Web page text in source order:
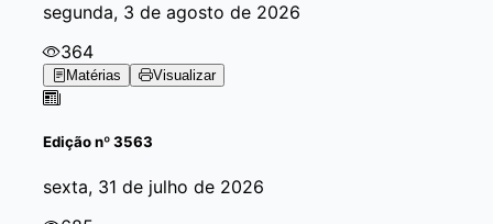
segunda, 3 de agosto de 2026
364
Matérias Visualizar
Ediçãonº 3563
sexta, 31 de julho de 2026